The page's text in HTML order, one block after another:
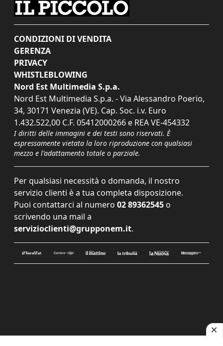
CONDIZIONI DI VENDITA
GERENZA
PRIVACY
WHISTLEBLOWING
Nord Est Multimedia S.p.a.
Nord Est Multimedia S.p.a. - Via Alessandro Poerio,
34, 30171 Venezia (VE). Cap. Soc. i.v. Euro
1.432.522,00 C.F. 05412000266 e REA VE-454332
I diritti delle immagini e dei testi sono riservati. È
espressamente vietata la loro riproduzione con qualsiasi
mezzo e l'adattamento totale o parziale.
Per qualsiasi necessità o domanda, il nostro
servizio clienti è a tua completa disposizione.
Puoi contattarci al numero 02 89362545 o
scrivendo una mail a
servizioclienti@grupponem.it.